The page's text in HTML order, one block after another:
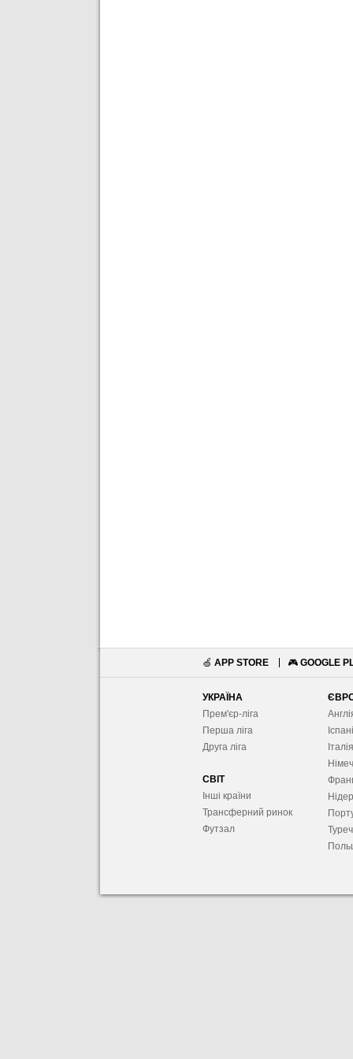
🍏 APP STORE 🎮 GOOGLE
УКРАЇНА
Прем'єр-ліга
Перша ліга
Друга ліга
СВІТ
Інші країни
Трансферний ринок
Футзал
Італія